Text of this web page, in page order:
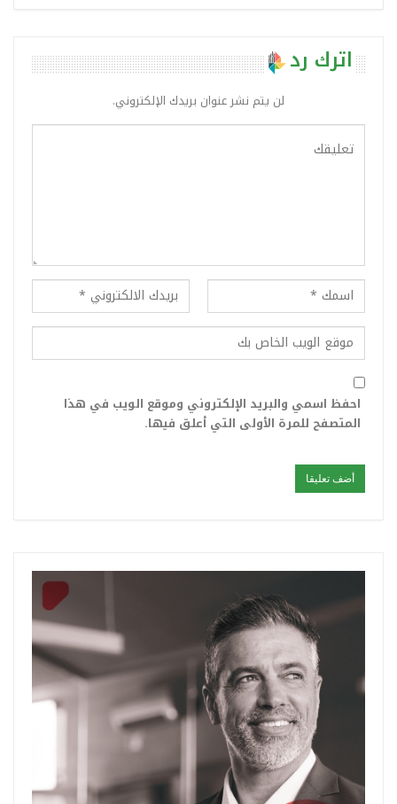
اترك رد
لن يتم نشر عنوان بريدك الإلكتروني.
احفظ اسمي والبريد الإلكتروني وموقع الويب في هذا
المتصفح للمرة الأولى التي أعلق فيها.